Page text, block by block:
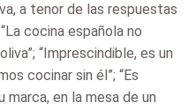
a tenor de las respuestas
cocina española no
“Imprescindible, es un
cocinar sin él”; “Es
en la mesa de un